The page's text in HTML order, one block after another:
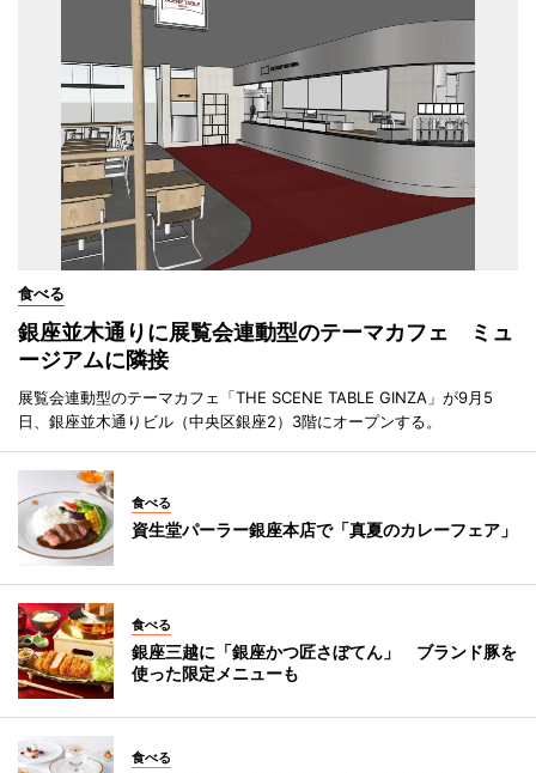
食べる
銀座並木通りに展覧会連動型のテーマカフェ ミュ
ージアムに隣接
展覧会連動型のテーマカフェ「THE SCENE TABLE GINZA」が9月5
日、銀座並木通りビル（中央区銀座2）3階にオープンする。
食べる
資生堂パーラー銀座本店で「真夏のカレーフェア」
食べる
銀座三越に「銀座かつ匠さぼてん」 ブランド豚を
使った限定メニューも
食べる